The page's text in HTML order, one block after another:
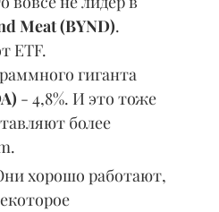
Meat (BYND).
ETF.
гиганта
- 4,8%. И это тоже
более
хорошо работают,